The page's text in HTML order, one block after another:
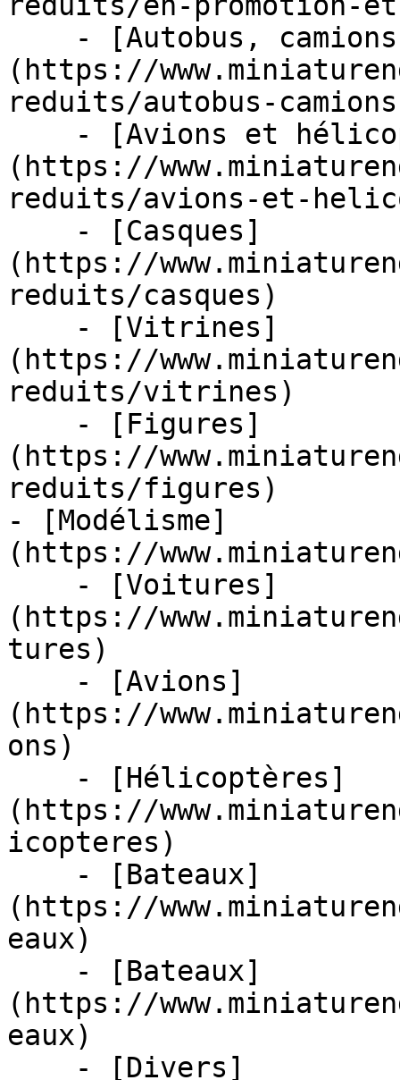
(https://
reduits/autobus-
(https://
reduits/avions-et-
(https://
reduits/casques)
(https://
reduits/vitrines)
(https://
reduits/figures)
- [Modélisme]
(https://
(https://
tures)
(https://
ons)
(https://
icopteres)
(https://
eaux)
(https://
eaux)